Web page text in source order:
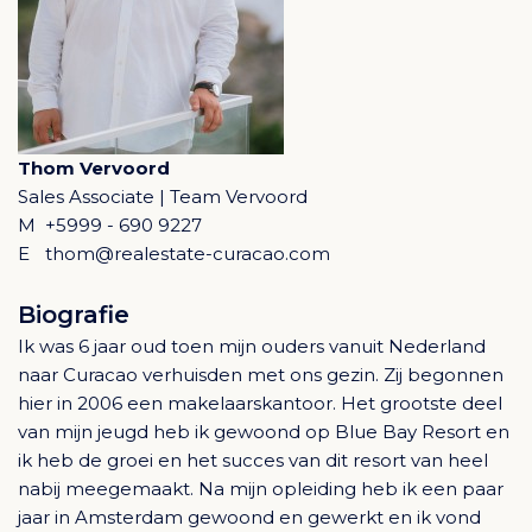
Thom Vervoord
Sales Associate | Team Vervoord
M +5999 - 690 9227
E
thom@realestate-curacao.com
Biografie
Ik was 6 jaar oud toen mijn ouders vanuit Nederland
naar Curacao verhuisden met ons gezin. Zij begonnen
hier in 2006 een makelaarskantoor. Het grootste deel
van mijn jeugd heb ik gewoond op Blue Bay Resort en
ik heb de groei en het succes van dit resort van heel
nabij meegemaakt. Na mijn opleiding heb ik een paar
jaar in Amsterdam gewoond en gewerkt en ik vond